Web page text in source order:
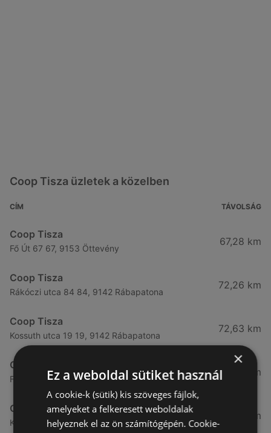
Coop Tisza üzletek a közelben
CÍM TÁVOLSÁG
Coop Tisza
Fő Út 67 67, 9153 Öttevény
67,28 km
Coop Tisza
Rákóczi utca 84 84, 9142 Rábapatona
72,26 km
Coop Tisza
Kossuth utca 19 19, 9142 Rábapatona
72,63 km
Coop Tisza
Fő út 21 21, 9152 Börcs
73,71 km
Coop Tisza
Kossuth tér 20 / a 20 / a, 9184 Kunsziget
74,99 km
×
Ez a weboldal sütiket használ
A cookie-k (sütik) kis szöveges fájlok,
amelyeket a felkeresett weboldalak
helyeznek el az ön számítógépén. Cookie-